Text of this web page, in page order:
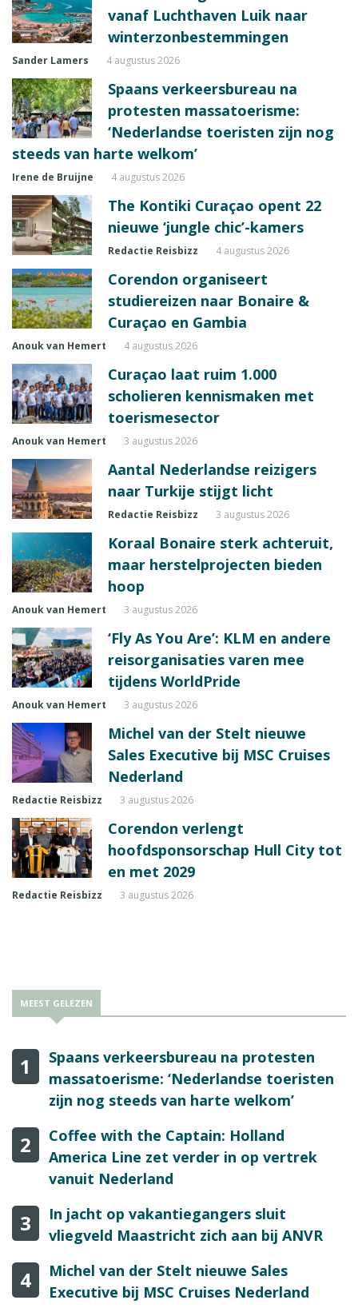
vanaf Luchthaven Luik naar
winterzonbestemmingen
Sander Lamers 4 augustus 2026
Spaans verkeersbureau na
protesten massatoerisme:
‘Nederlandse toeristen zijn nog
steeds van harte welkom’
Irene de Bruijne 4 augustus 2026
The Kontiki Curaçao opent 22
nieuwe ‘jungle chic’-kamers
Redactie Reisbizz 4 augustus 2026
Corendon organiseert
studiereizen naar Bonaire &
Curaçao en Gambia
Anouk van Hemert 4 augustus 2026
Curaçao laat ruim 1.000
scholieren kennismaken met
toerismesector
Anouk van Hemert 3 augustus 2026
Aantal Nederlandse reizigers
naar Turkije stijgt licht
Redactie Reisbizz 3 augustus 2026
Koraal Bonaire sterk achteruit,
maar herstelprojecten bieden
hoop
Anouk van Hemert 3 augustus 2026
‘Fly As You Are’: KLM en andere
reisorganisaties varen mee
tijdens WorldPride
Anouk van Hemert 3 augustus 2026
Michel van der Stelt nieuwe
Sales Executive bij MSC Cruises
Nederland
Redactie Reisbizz 3 augustus 2026
Corendon verlengt
hoofdsponsorschap Hull City tot
en met 2029
Redactie Reisbizz 3 augustus 2026
MEEST GELEZEN
1
Spaans verkeersbureau na protesten
massatoerisme: ‘Nederlandse toeristen
zijn nog steeds van harte welkom’
2
Coffee with the Captain: Holland
America Line zet verder in op vertrek
vanuit Nederland
3
In jacht op vakantiegangers sluit
vliegveld Maastricht zich aan bij ANVR
4
Michel van der Stelt nieuwe Sales
Executive bij MSC Cruises Nederland